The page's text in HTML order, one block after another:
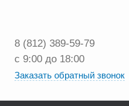
8 (812) 389‑59‑79
с 9:00 до 18:00
Заказать обратный звонок